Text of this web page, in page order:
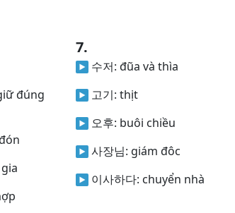
đúng
7.
수저: đũa và thìa
고기: thịt
오후: buôi chiều
사장님: giám đôc
이사하다: chuyển nhà